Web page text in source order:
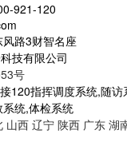
921-120
路3财智名座
技有限公司
号
120指挥调度系统,随
统,体检系统
山西 辽宁 陕西 广东 湖